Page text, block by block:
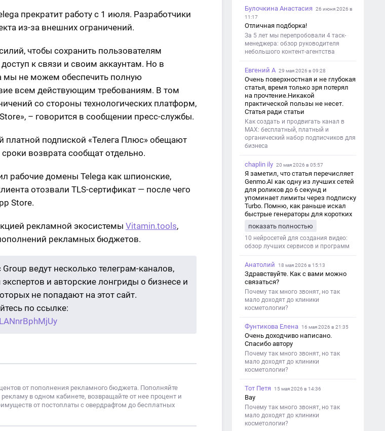
прекратит работу с 1 июля. Разработчики
из-за внешних ограничений.
чтобы сохранить пользователям
к связи и своим аккаунтам. Но в
мы не можем обеспечить полную
всем действующим требованиям. В том
со стороны технологических платформ,
– говорится в сообщении пресс-службы.
платной подпиской «Телега Плюс» обещают
возврата сообщат отдельно.
рабочие домены Telega как шпионские,
отозвали TLS-сертификат — после чего
Store.
рекламной экосистемы Vitamin.tools,
рекламных бюджетов.
ведут несколько телеграм-каналов,
и авторские лонгриды о бизнесе и
не попадают на этот сайт.
по ссылке:
от пополнения рекламного бюджета. Пополняйте
в одном кабинете, возвращайте от нее процент и
от постоплаты с овердрафтом до бесплатных
Булочкина Анастасия
26 июня 2026 в
11:17
Отличная подборка!
За 5 лет мы перепробовали 4 таск-
менеджера: обзор руководителя
небольшого контент-агентства
Евгений А 29 мая 2026 в 09:28
Очень поверхностная и не глубокая
статья, время только зря потерял
на прочтение.Никакой
практической пользы не несет.
Статья ради статьи
Как создать и продвигать канал в
MAX: бесплатный, платный и
органический набор подписчиков для
бизнеса
chaplin ily 20 мая 2026 в 05:57
Я заметил, что статья перечисляет
Genmo.AI как одну из лучших сетей
для роликов до 6 секунд и
упоминает лимиты через подписку
Turbo. Помню, как раньше искал
быстрые генераторы для коротких
такой обзор именно с акцентом на
ограничения и подпись. Image V2
показать полностью
10 нейросетей для создания видео:
обзор лучших сервисов и программ
Анатолий 18 мая 2026 в 15:13
Здравствуйте. Как с вами можно
связаться?
Почему так много звонят, но так
мало доходят до клиники
косметологии?
Фунтикова Елена 16 мая 2026 в 21:35
Очень доходчиво написано.
Спасибо автору
Почему так много звонят, но так
мало доходят до клиники
косметологии?
Тот Петя 15 мая 2026 в 14:36
Вау
Почему так много звонят, но так
мало доходят до клиники
косметологии?